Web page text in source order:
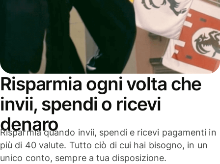
Risparmia ogni volta che
invii, spendi o ricevi
denaro
Risparmia quando invii, spendi e ricevi pagamenti in
più di 40 valute. Tutto ciò di cui hai bisogno, in un
unico conto, sempre a tua disposizione.